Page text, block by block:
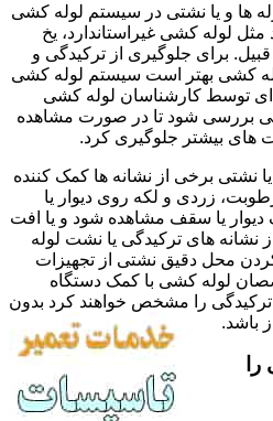
ها و یا نشتی در سیستم لوله کشی
مثل لوله کشی غیراستاندارد، یخ
برای جلوگیری از ترکیدگی و
کشی بهتر است سیستم لوله کشی
توسط کارشناسان لوله کشی
بررسی شود تا در صورت مشاهده
های بیشتر جلوگیری کرد.
نشتی برخی از نشانه ها کمک کننده
زردی و لکه روی دیوار یا
یا سقف مشاهده شود و یا افت
نشانه های ترکیدگی یا نشت لوله
محل دقیق نشتی از تجهیزات
لوله کشی با کمک دستگاه
را مشخص خواهند کرد بدون
باشد.